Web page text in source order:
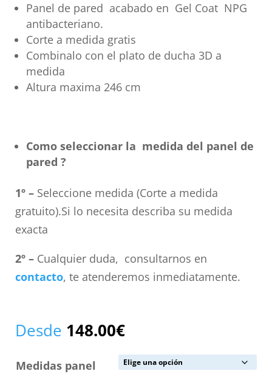
Panel de pared acabado en Gel Coat NPG
antibacteriano.
Corte a medida gratis
Combinalo con el plato de ducha 3D a
medida
Altura maxima 246 cm
Como seleccionar la medida del panel de
pared ?
1º –Seleccione medida (Corte a medida
gratuito).Si lo necesita describa su medida
exacta
2º –Cualquier duda, consultarnos en
contacto, te atenderemos inmediatamente.
Desde 148.00€
Medidas panel